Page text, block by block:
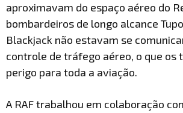
aproximavam do espaço aéreo do
bombardeiros de longo alcance
Blackjack não estavam se
controle de tráfego aéreo, o que os
perigo para toda a aviação.
A RAF trabalhou em colaboração